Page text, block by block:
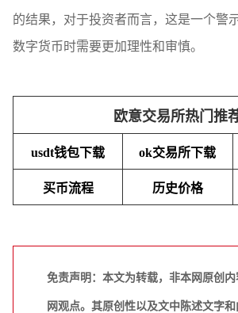
的结果，对于投资者而言，这是一个警
数字货币时需要更加理性和审慎。
欧意交易所热门推
usdt钱包下载 ok交易所下载
买币流程 历史价格
免责声明：本文为转载，非本网原创
网观点。其原创性以及文中陈述文字